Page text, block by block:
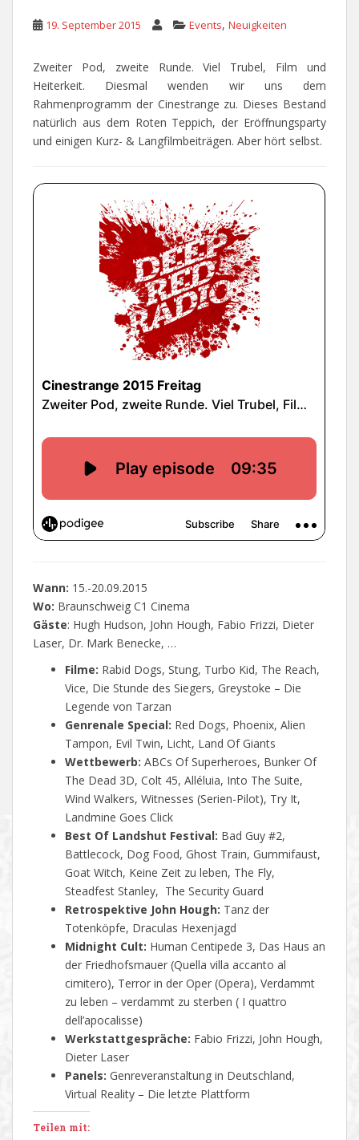
19. September 2015 Events, Neuigkeiten
Zweiter Pod, zweite Runde. Viel Trubel, Film und
Heiterkeit. Diesmal wenden wir uns dem
Rahmenprogramm der Cinestrange zu. Dieses Bestand
natürlich aus dem Roten Teppich, der Eröffnungsparty
und einigen Kurz- & Langfilmbeiträgen. Aber hört selbst.
Wann: 15.-20.09.2015
Wo: Braunschweig C1 Cinema
Gäste: Hugh Hudson, John Hough, Fabio Frizzi, Dieter
Laser, Dr. Mark Benecke, …
Filme: Rabid Dogs, Stung, Turbo Kid, The Reach,
Vice, Die Stunde des Siegers, Greystoke – Die
Legende von Tarzan
Genrenale Special: Red Dogs, Phoenix, Alien
Tampon, Evil Twin, Licht, Land Of Giants
Wettbewerb: ABCs Of Superheroes, Bunker Of
The Dead 3D, Colt 45, Alléluia, Into The Suite,
Wind Walkers, Witnesses (Serien-Pilot), Try It,
Landmine Goes Click
Best Of Landshut Festival: Bad Guy #2,
Battlecock, Dog Food, Ghost Train, Gummifaust,
Goat Witch, Keine Zeit zu leben, The Fly,
Steadfest Stanley, The Security Guard
Retrospektive John Hough: Tanz der
Totenköpfe, Draculas Hexenjagd
Midnight Cult: Human Centipede 3, Das Haus an
der Friedhofsmauer (Quella villa accanto al
cimitero), Terror in der Oper (Opera), Verdammt
zu leben – verdammt zu sterben ( I quattro
dell’apocalisse)
Werkstattgespräche: Fabio Frizzi, John Hough,
Dieter Laser
Panels: Genreveranstaltung in Deutschland,
Virtual Reality – Die letzte Plattform
Teilen mit: